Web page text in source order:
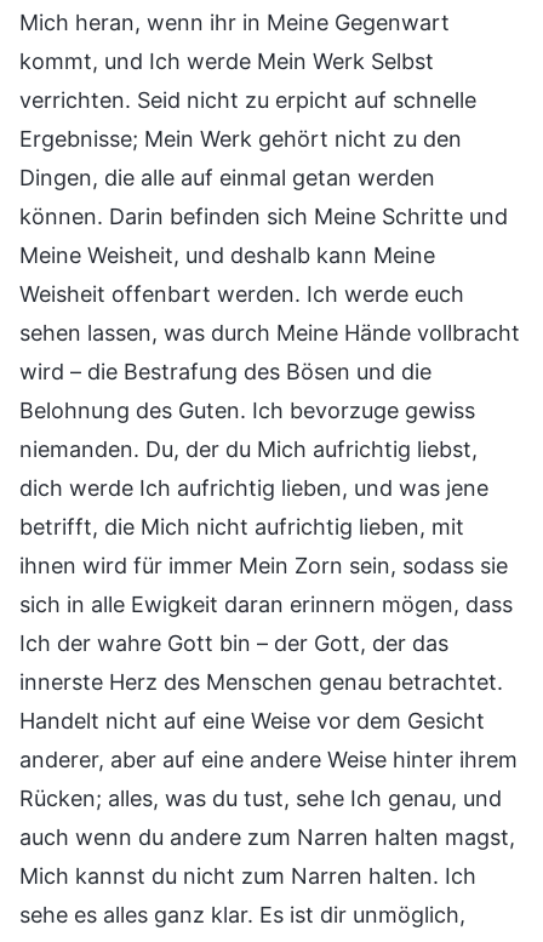
Mich heran, wenn ihr in Meine Gegenwart
kommt, und Ich werde Mein Werk Selbst
verrichten. Seid nicht zu erpicht auf schnelle
Ergebnisse; Mein Werk gehört nicht zu den
Dingen, die alle auf einmal getan werden
können. Darin befinden sich Meine Schritte und
Meine Weisheit, und deshalb kann Meine
Weisheit offenbart werden. Ich werde euch
sehen lassen, was durch Meine Hände vollbracht
wird – die Bestrafung des Bösen und die
Belohnung des Guten. Ich bevorzuge gewiss
niemanden. Du, der du Mich aufrichtig liebst,
dich werde Ich aufrichtig lieben, und was jene
betrifft, die Mich nicht aufrichtig lieben, mit
ihnen wird für immer Mein Zorn sein, sodass sie
sich in alle Ewigkeit daran erinnern mögen, dass
Ich der wahre Gott bin – der Gott, der das
innerste Herz des Menschen genau betrachtet.
Handelt nicht auf eine Weise vor dem Gesicht
anderer, aber auf eine andere Weise hinter ihrem
Rücken; alles, was du tust, sehe Ich genau, und
auch wenn du andere zum Narren halten magst,
Mich kannst du nicht zum Narren halten. Ich
sehe es alles ganz klar. Es ist dir unmöglich,